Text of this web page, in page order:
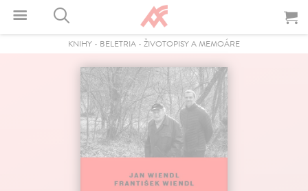
KNIHY - BELETRIA - ŽIVOTOPISY A MEMOÁRE